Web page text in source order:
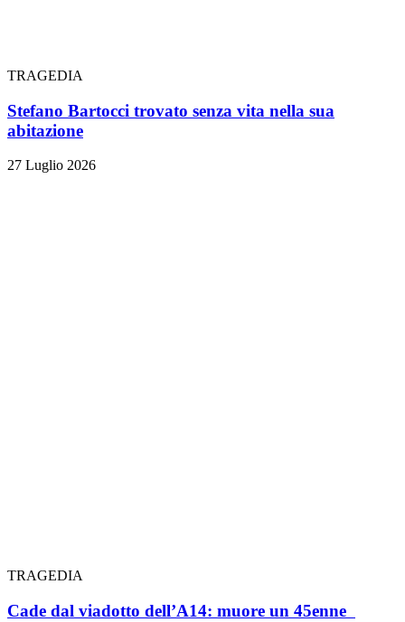
TRAGEDIA
Stefano Bartocci trovato senza vita nella sua
abitazione
27 Luglio 2026
TRAGEDIA
Cade dal viadotto dell’A14: muore un 45enne